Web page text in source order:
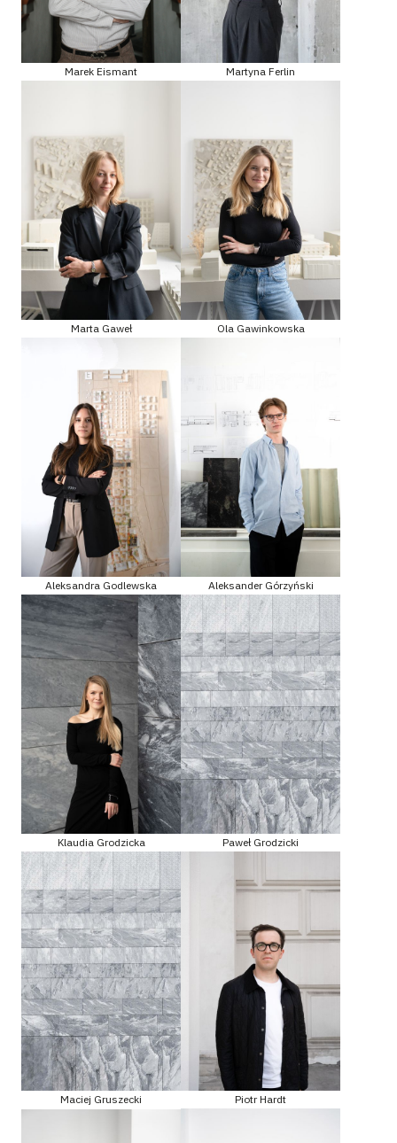
Marek Eismant Martyna Ferlin
Marta Gaweł Ola Gawinkowska
Aleksandra Godlewska Aleksander Górzyński
Klaudia Grodzicka Paweł Grodzicki
Maciej Gruszecki Piotr Hardt